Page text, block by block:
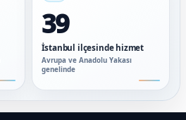
39
İstanbul ilçesinde hizmet
Avrupa ve Anadolu Yakası
genelinde